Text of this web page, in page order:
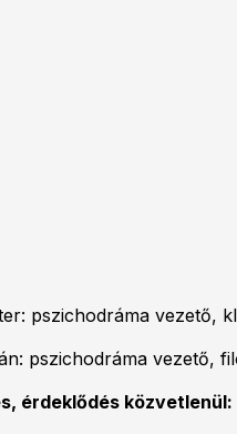
pszichodráma vezető,
pszichodráma vezető,
érdeklődés közvetlenül: